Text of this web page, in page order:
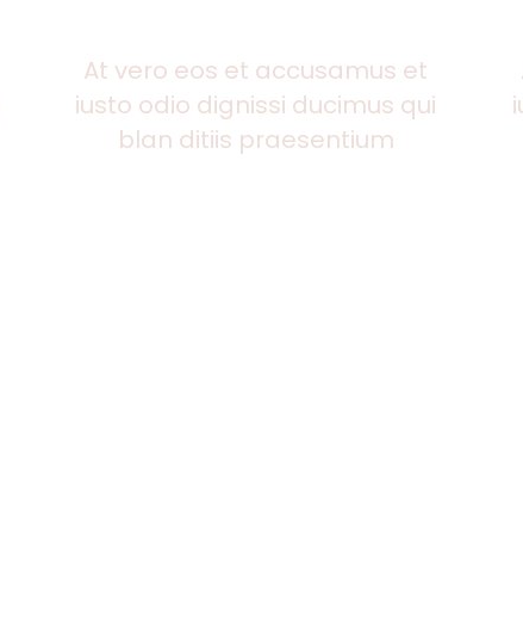
At vero eos et accusamus et
iusto odio dignissi ducimus qui
blan ditiis praesentium